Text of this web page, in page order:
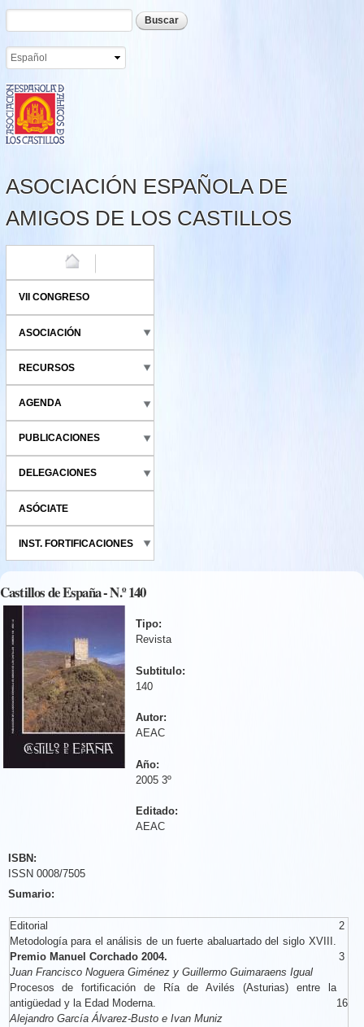
Pasar al
contenido
Formulario de búsqueda
Buscar
ASOCIACIÓN ESPAÑOLA DE
AMIGOS DE LOS CASTILLOS
VII CONGRESO
ASOCIACIÓN
RECURSOS
AGENDA
PUBLICACIONES
DELEGACIONES
ASÓCIATE
INST. FORTIFICACIONES
Castillos de España - N.º 140
Tipo:
Revista
Subtitulo:
140
Autor:
AEAC
Año:
2005 3º
Editado:
AEAC
ISBN:
ISSN 0008/7505
Sumario:
Editorial
2
Metodología para el análisis de un fuerte abaluartado del siglo XVIII.
Premio Manuel Corchado 2004.
Juan Francisco Noguera Giménez y Guillermo Guimaraens Igual
3
Procesos de fortificación de Ría de Avilés (Asturias) entre la
antigüedad y la Edad Moderna.
Alejandro García Álvarez-Busto e Ivan Muniz
16